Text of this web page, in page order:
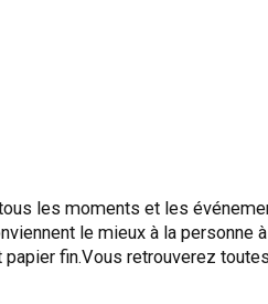
les moments et les
le mieux à la personne
fin.Vous retrouverez